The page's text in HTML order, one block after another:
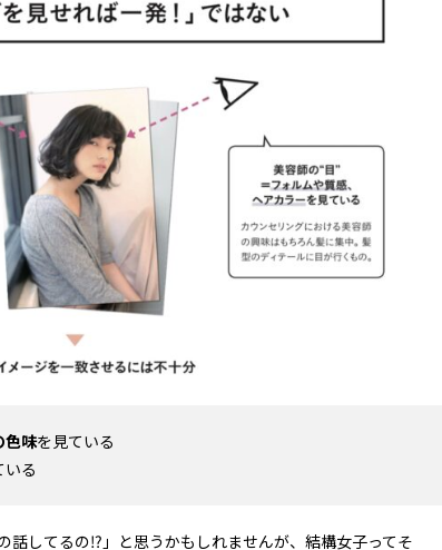
色味を見ている
いる
話してるの⁉︎」と思うかもしれませんが、結構女子ってそ